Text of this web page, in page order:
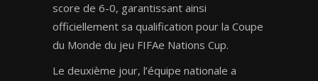
score de 6-0, garantissant ainsi
officiellement sa qualification pour la Coupe
du Monde du jeu FIFAe Nations Cup.
Le deuxième jour, l’équipe nationale a